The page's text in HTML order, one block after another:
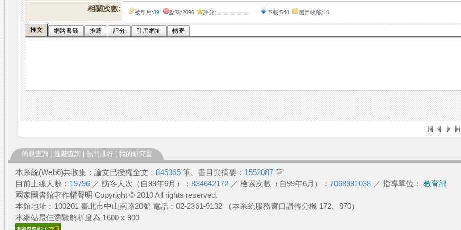
相關次數: 被引用:39 點閱:2096 評分: 下載:548 書目收藏:16
推文 網路書籤 推薦 評分 引用網址 轉寄
簡易查詢 進階查詢 熱門排行 我的研究室
本系統(Web6)共收集：論文已授權全文： 845365 筆、書目與摘要： 1552087 筆
目前上線人數： 19796 ／ 訪客人次（自99年6月）： 834642172 ／ 檢索次數（自99年6月）： 7068991038 ／ 指導單位： 教育部
國家圖書館著作權聲明 Copyright © 2010 All rights reserved.
本館地址：100201 臺北市中山南路20號 電話：02-2361-9132 （本系統服務窗口請轉分機 172、870）
本網站最佳瀏覽解析度為 1600 x 900